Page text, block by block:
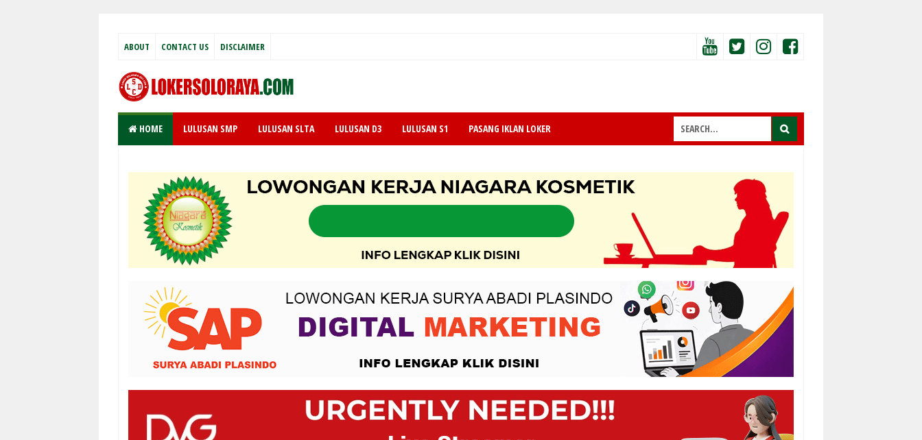
ABOUT CONTACT US DISCLAIMER
HOME LULUSAN SMP LULUSAN SLTA LULUSAN D3 LULUSAN S1 PASANG IKLAN LOKER